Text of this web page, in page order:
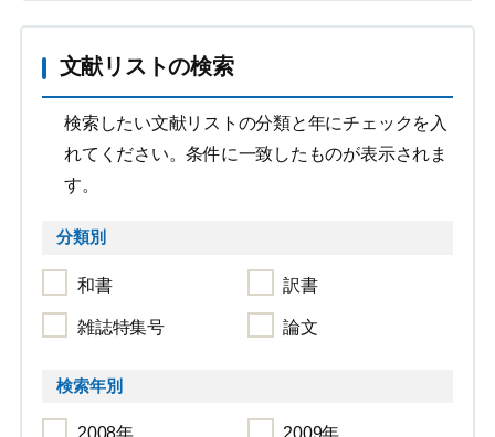
文献リストの検索
検索したい文献リストの分類と年にチェックを入
れてください。条件に一致したものが表示されま
す。
分類別
和書 訳書
雑誌特集号 論文
検索年別
2008年 2009年